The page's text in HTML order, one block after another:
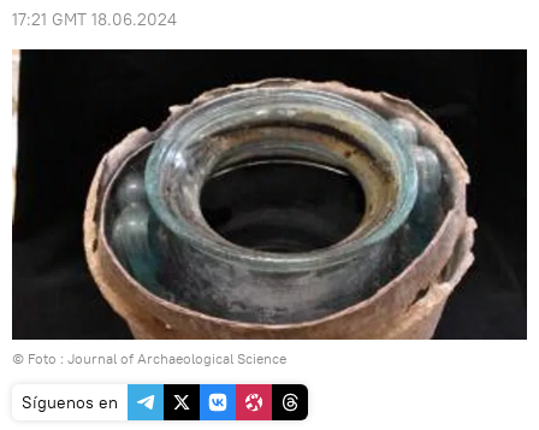
17:21 GMT 18.06.2024
© Foto : Journal of Archaeological Science
Síguenos en